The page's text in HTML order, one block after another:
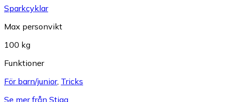
Sparkcyklar
Max personvikt
100 kg
Funktioner
För barn/junior, Tricks
Se mer från Stiga